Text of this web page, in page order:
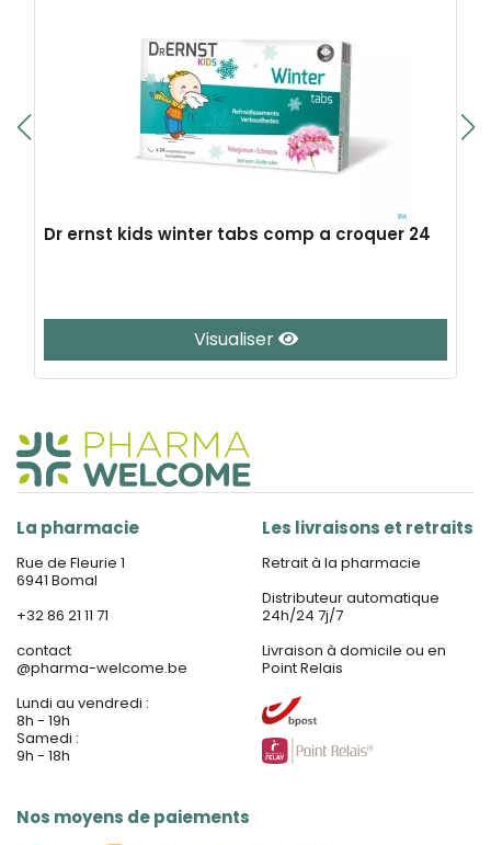
Dr ernst kids winter tabs comp a croquer 24
Visualiser
La pharmacie
Rue de Fleurie 1
6941 Bomal
+32 86 21 11 71
contact
@pharma-welcome.be
Lundi au vendredi :
8h - 19h
Samedi :
9h - 18h
Nos moyens de paiements
Les livraisons et retraits
Retrait à la pharmacie
Distributeur automatique
24h/24 7j/7
Livraison à domicile ou en
Point Relais